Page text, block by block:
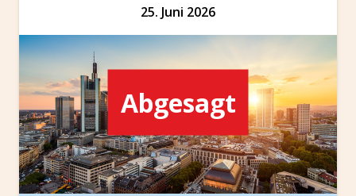
Abgesagt
25. Juni 2026